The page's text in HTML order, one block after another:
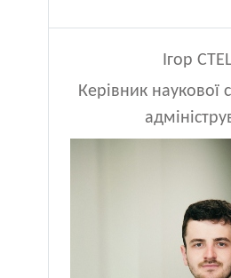
Ігор
Керівник наукової